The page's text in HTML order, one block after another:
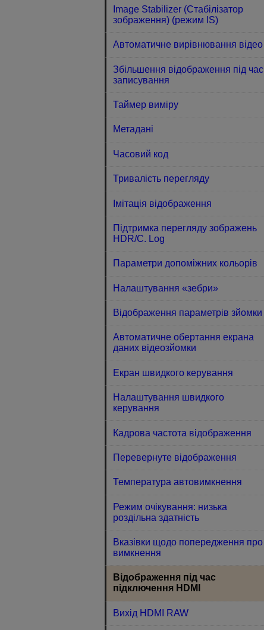
Image Stabilizer (Стабілізатор
зображення) (режим IS)
Автоматичне вирівнювання відео
Збільшення відображення під час
записування
Таймер виміру
Метадані
Часовий код
Тривалість перегляду
Імітація відображення
Підтримка перегляду зображень
HDR/C. Log
Параметри допоміжних кольорів
Налаштування «зебри»
Відображення параметрів зйомки
Автоматичне обертання екрана
даних відеозйомки
Екран швидкого керування
Налаштування швидкого
керування
Кадрова частота відображення
Перевернуте відображення
Температура автовимкнення
Режим очікування: низька
роздільна здатність
Вказівки щодо попередження про
вимкнення
Відображення під час
підключення HDMI
Вихід HDMI RAW